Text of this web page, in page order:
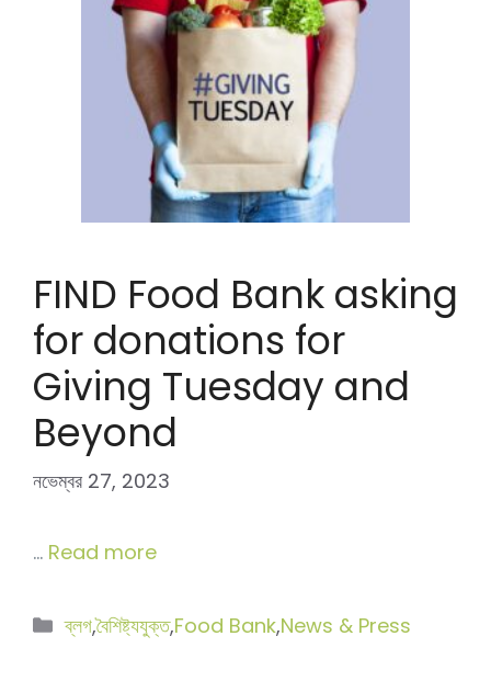
FIND Food Bank asking
for donations for
Giving Tuesday and
Beyond
নভেম্বর 27, 2023
… Read more
বিভাগ
ব্লগ,বৈশিষ্ট্যযুক্ত,Food Bank,News & Press